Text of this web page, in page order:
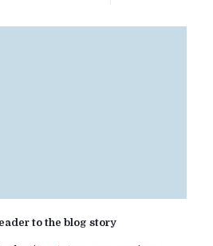
to the blog story